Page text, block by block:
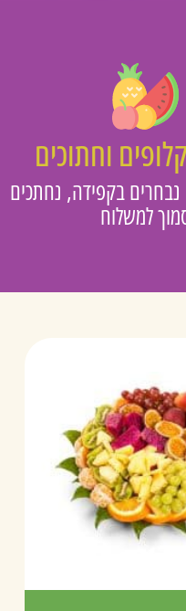
וחתוכים
נבחרים בקפידה, נחתכים
למשלוח